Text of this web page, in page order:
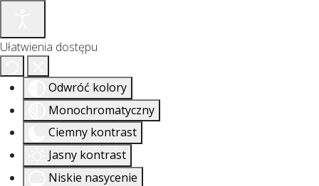
Ułatwienia dostępu
Odwróć kolory
Monochromatyczny
Ciemny kontrast
Jasny kontrast
Niskie nasycenie